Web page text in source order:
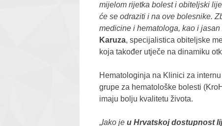
mijelom rijetka bolest i obiteljski
će se odraziti i na ove bolesnike.
medicine i hematologa, kao i
Karuza, specijalistica obiteljske
koja također utječe na dinamiku
Hematologinja na Klinici za
grupe za hematološke bolesti
imaju bolju kvalitetu života.
„Iako je u Hrvatskoj dostupnost